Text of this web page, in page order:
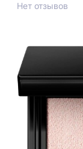
Нет отзывов